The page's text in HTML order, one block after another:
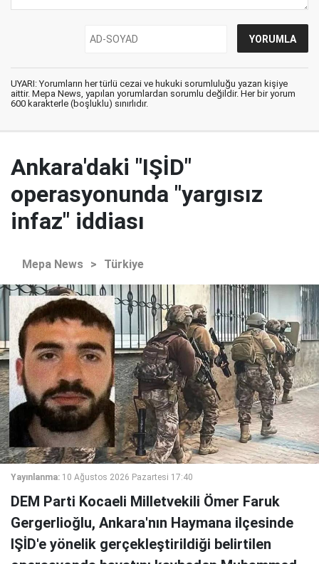
UYARI: Yorumların her türlü cezai ve hukuki sorumluluğu yazan kişiye
aittir. Mepa News, yapılan yorumlardan sorumlu değildir. Her bir yorum
600 karakterle (boşluklu) sınırlıdır.
Ankara'daki "IŞİD"
operasyonunda "yargısız
infaz" iddiası
Mepa News > Türkiye
Yayınlanma: 10 Ağustos 2026 Pazartesi 17:40
DEM Parti Kocaeli Milletvekili Ömer Faruk
Gergerlioğlu, Ankara'nın Haymana ilçesinde
IŞİD'e yönelik gerçekleştirildiği belirtilen